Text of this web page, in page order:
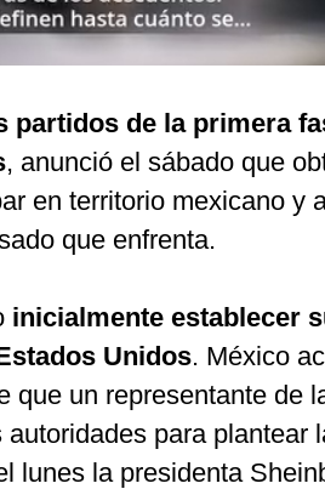
partidos de la primera
, anunció el sábado que
en territorio mexicano y
que enfrenta.
inicialmente establecer
Unidos. México
que un representante de
para plantear
lunes la presidenta